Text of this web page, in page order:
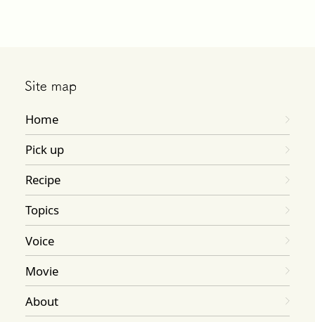
Home
Pick up
Recipe
Topics
Voice
Movie
About